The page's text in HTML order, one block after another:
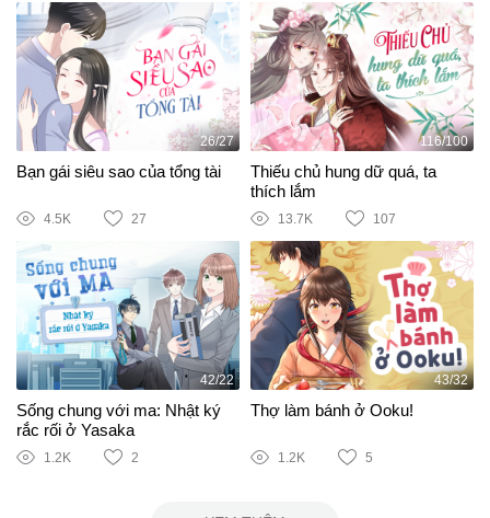
26/27
Bạn gái siêu sao của tổng tài
4.5K 27
116/100
Thiếu chủ hung dữ quá, ta
thích lắm
13.7K 107
42/22
Sống chung với ma: Nhật ký
rắc rối ở Yasaka
1.2K 2
43/32
Thợ làm bánh ở Ooku!
1.2K 5